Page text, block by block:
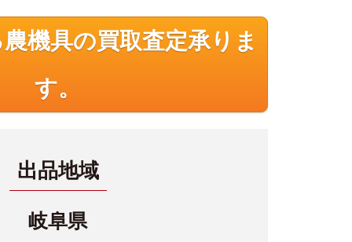
機具の買取査定承りま
す。
出品地域
岐阜県